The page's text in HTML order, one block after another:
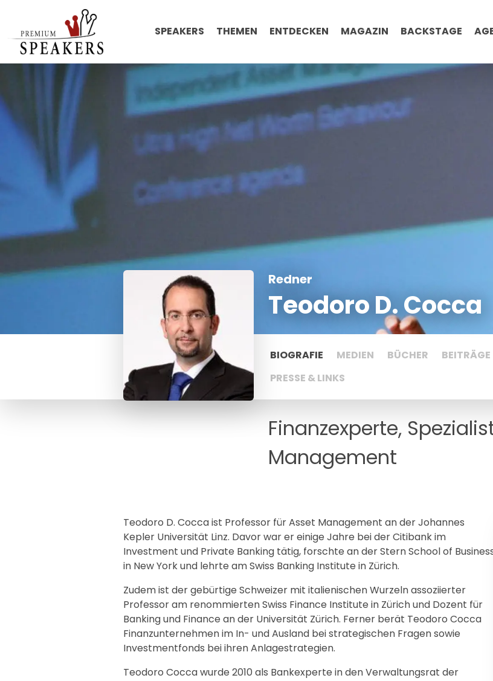
SPEAKERS THEMEN ENTDECKEN MAGAZIN BACKSTAGE
Redner
Teodoro D. Cocca
BIOGRAFIE MEDIEN BÜCHER
BEITRÄGE
PRESSE & LINKS
Finanzexperte,
Management
Teodoro D. Cocca ist Professor für Asset Management an der Johannes
Kepler Universität Linz. Davor war er einige Jahre bei der Citibank im
Investment und Private Banking tätig, forschte an der Stern School of
in New York und lehrte am Swiss Banking Institute in Zürich.
Zudem ist der gebürtige Schweizer mit italienischen Wurzeln assoziierter
Professor am renommierten Swiss Finance Institute in Zürich und Dozent für
Banking und Finance an der Universität Zürich. Ferner berät Teodoro Cocca
Finanzunternehmen im In- und Ausland bei strategischen Fragen sowie
Investmentfonds bei ihren Anlagestrategien.
Teodoro Cocca wurde 2010 als Bankexperte in den Verwaltungsrat der